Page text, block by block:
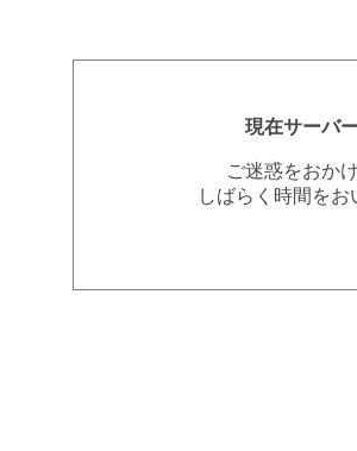
現在サーバ
ご迷惑をおか
しばらく時間を